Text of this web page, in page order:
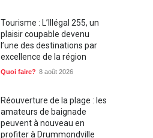
Tourisme : L’Illégal 255, un
plaisir coupable devenu
l’une des destinations par
excellence de la région
Quoi faire? 8 août 2026
Réouverture de la plage : les
amateurs de baignade
peuvent à nouveau en
profiter à Drummondville